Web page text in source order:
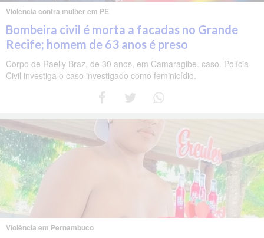
Violência contra mulher em PE
Bombeira civil é morta a facadas no Grande
Recife; homem de 63 anos é preso
Corpo de Raelly Braz, de 30 anos, em Camaragibe. caso. Polícia
Civil investiga o caso investigado como feminicídio.
Violência em Pernambuco